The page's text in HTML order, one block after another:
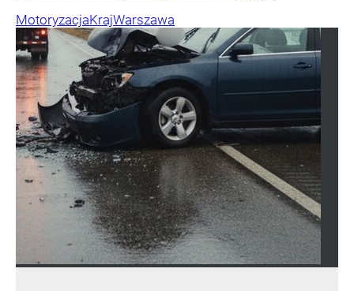
MotoryzacjaKrajWarszawa